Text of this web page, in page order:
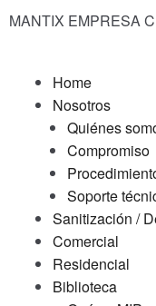
MANTIX EMPRESA
Home
Nosotros
Quiénes
Compromiso
Soporte
Sanitización /
Comercial
Residencial
Biblioteca